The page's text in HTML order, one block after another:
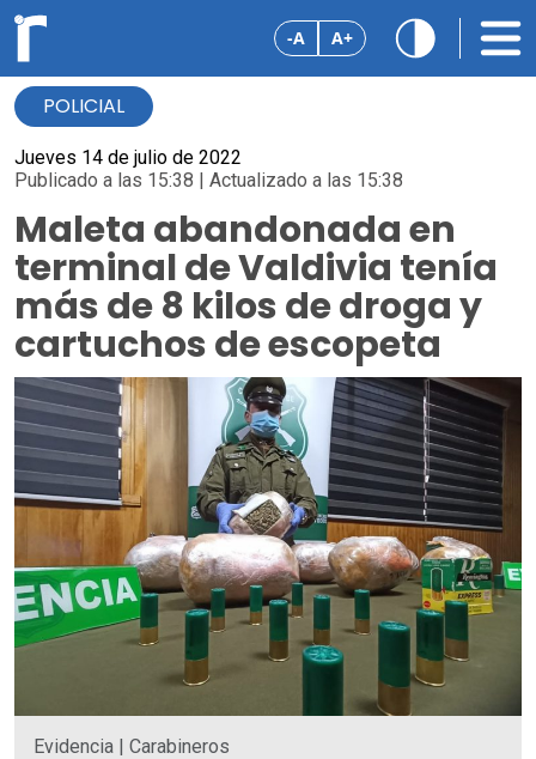
-A A+
POLICIAL
Jueves 14 de julio de 2022
Publicado a las 15:38 | Actualizado a las 15:38
Maleta abandonada en
terminal de Valdivia tenía
más de 8 kilos de droga y
cartuchos de escopeta
Evidencia | Carabineros